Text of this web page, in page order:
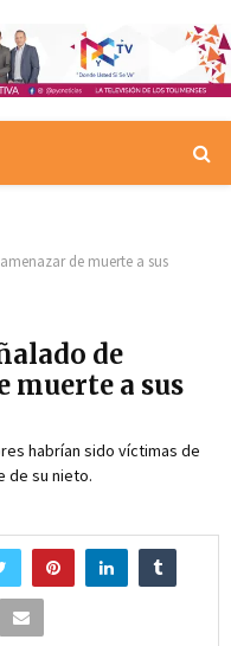
de muerte a sus
de
muerte a sus
habrían sido víctimas de
de su nieto.